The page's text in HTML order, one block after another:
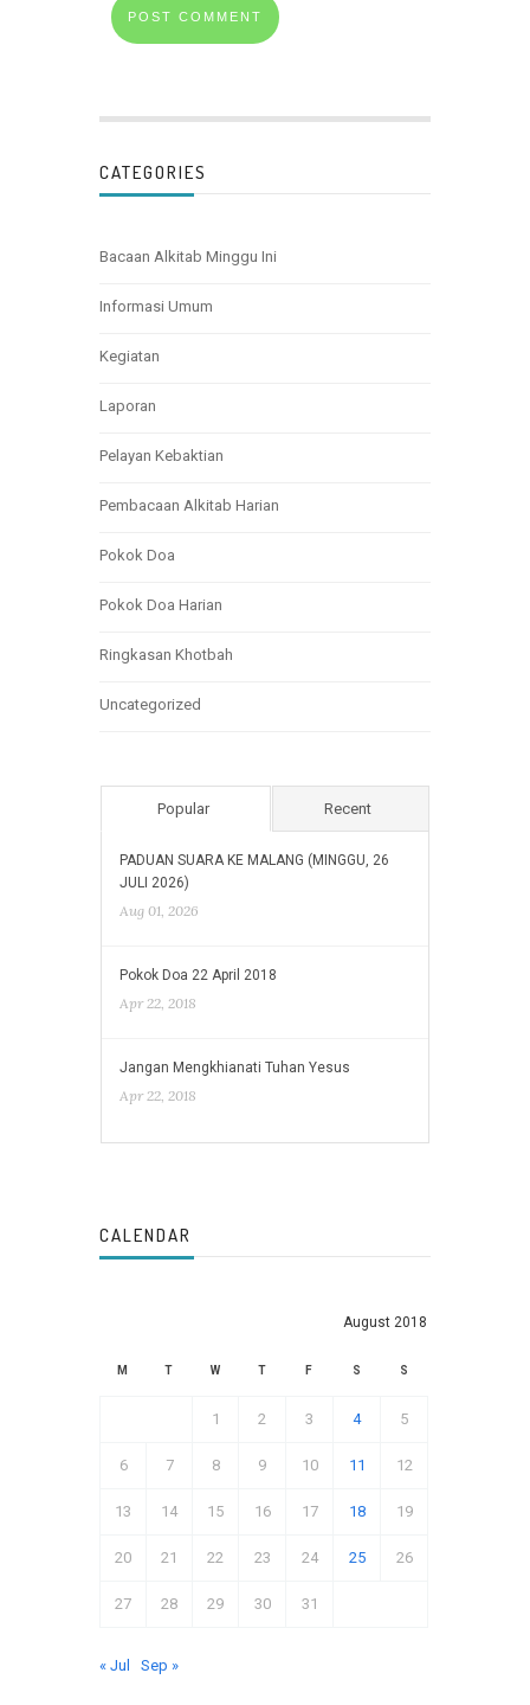
CATEGORIES
Bacaan Alkitab Minggu Ini
Informasi Umum
Kegiatan
Laporan
Pelayan Kebaktian
Pembacaan Alkitab Harian
Pokok Doa
Pokok Doa Harian
Ringkasan Khotbah
Uncategorized
Popular Recent
PADUAN SUARA KE MALANG (MINGGU, 26
JULI 2026)
Aug 01, 2026
Pokok Doa 22 April 2018
Apr 22, 2018
Jangan Mengkhianati Tuhan Yesus
Apr 22, 2018
CALENDAR
August 2018
M T W T F S S
1 2 3 4 5
6 7 8 9 10 11 12
13 14 15 16 17 18 19
20 21 22 23 24 25 26
27 28 29 30 31
« Jul Sep »